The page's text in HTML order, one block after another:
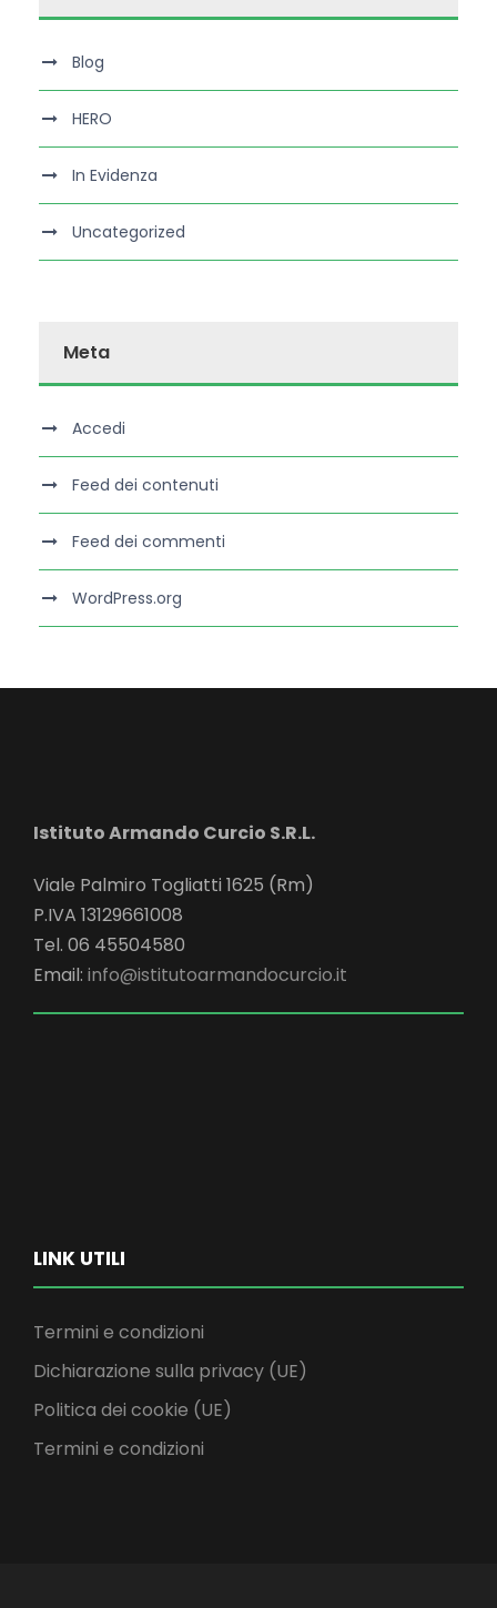
Blog
HERO
In Evidenza
Uncategorized
Meta
Accedi
Feed dei contenuti
Feed dei commenti
WordPress.org
Istituto Armando Curcio S.R.L.
Viale Palmiro Togliatti 1625 (Rm)
P.IVA 13129661008
Tel. 06 45504580
Email: info@istitutoarmandocurcio.it
LINK UTILI
Termini e condizioni
Dichiarazione sulla privacy (UE)
Politica dei cookie (UE)
Termini e condizioni